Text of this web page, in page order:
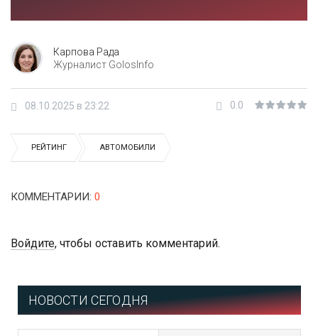
Карпова Рада
Журналист GolosInfo
08.10.2025 в 23:22 0.0
РЕЙТИНГ АВТОМОБИЛИ
КОММЕНТАРИИ: 0
Войдите, чтобы оставить комментарий.
НОВОСТИ СЕГОДНЯ